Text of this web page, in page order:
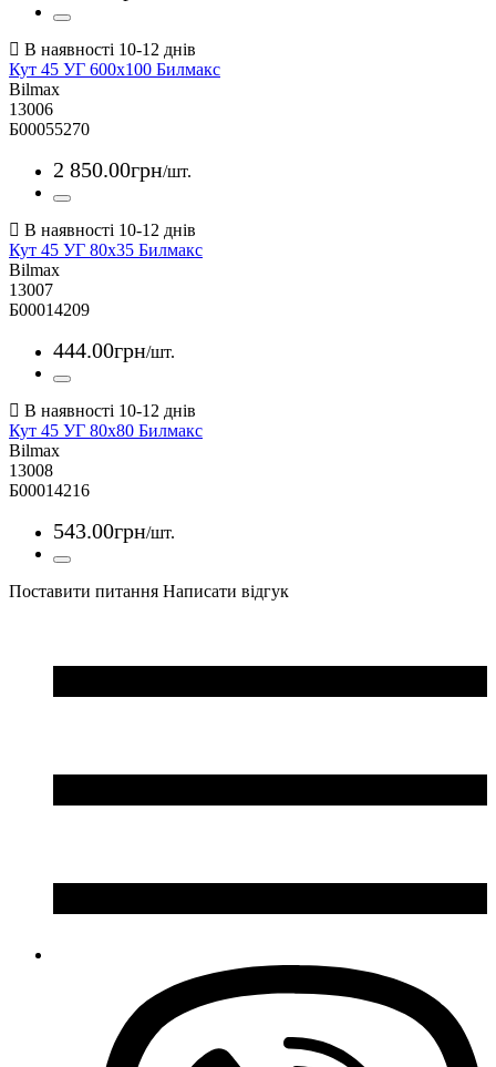
Кут 45 УГ 600х100 Билмакс
Bilmax
13006
Б00055270
2 850.00грн/шт.
Кут 45 УГ 80х35 Билмакс
Bilmax
13007
Б00014209
444.00грн/шт.
Кут 45 УГ 80х80 Билмакс
Bilmax
13008
Б00014216
543.00грн/шт.
Поставити питання Написати відгук